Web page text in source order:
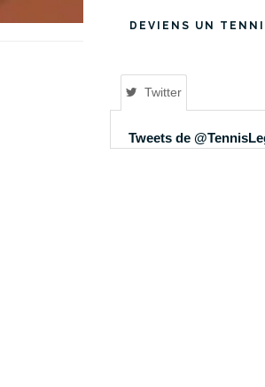
DEVIENS UN
Twitter
Tweets de